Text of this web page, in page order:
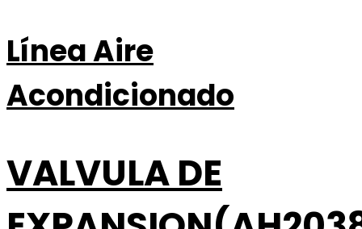
Línea Aire
Acondicionado
VALVULA DE